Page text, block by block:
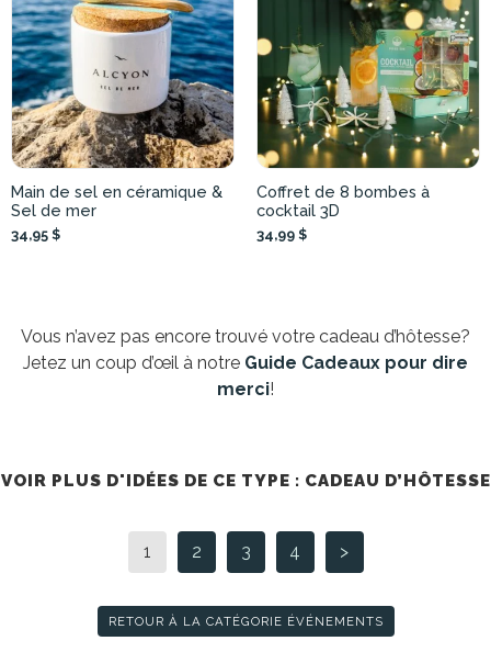
Main de sel en céramique &
Sel de mer
34,95 $
Coffret de 8 bombes à
cocktail 3D
34,99 $
Vous n’avez pas encore trouvé votre cadeau d’hôtesse?
Jetez un coup d’œil à notre Guide Cadeaux pour dire
merci!
VOIR PLUS D'IDÉES DE CE TYPE : CADEAU D’HÔTESSE
1 2 3 4 >
RETOUR À LA CATÉGORIE ÉVÉNEMENTS